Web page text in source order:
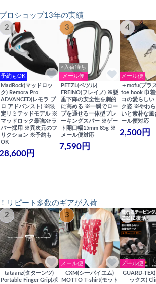
ロショップ13年の実績
2
予約もOK
MadRock(マッドロッ
ク) Remora Pro
ADVANCED(レモラ プ
ロ アドバンスト) ※限
定リミテッドモデル ※
マッドロック最強XFラ
バー採用 ※異次元のフ
リクション ※予約も
OK
28,600円
3
×入荷待ち
メール便
PETZL(ペツル)
FREINO(フレイノ) ※懸
垂下降の安全性を劇的
に高める ※一瞬でロー
プを通せる一体型ブレ
ーキングスパー ※ゲー
ト開口幅15mm 85g ※
メール便対応
7,590円
4
メール便
＋mofu(プラ
toe hook 巾
コの愛らしい
ク姿 ※やわ
いと素朴な
ール便対応
2,500円
リピート多数のギアが入荷
2
tataanz(タターンツ)
Portable Finger Grip(ポ
3
メール便
CXM(シーバイエム)
MOTTO T-shirt(モット
4
メール便
GUARD-
ックス)